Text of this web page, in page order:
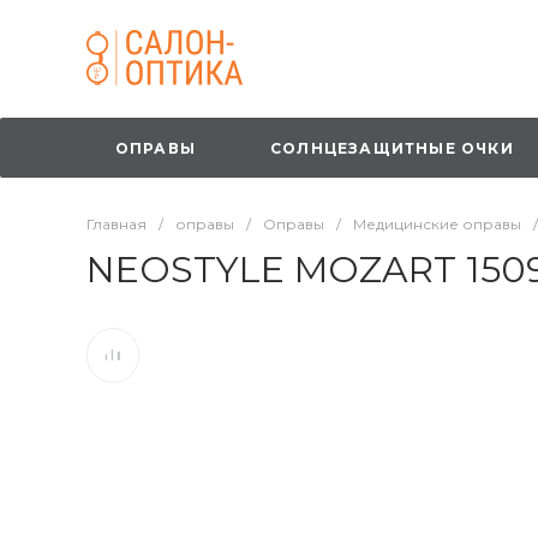
ОПРАВЫ СОЛНЦЕЗАЩИТНЫЕ ОЧКИ
Главная / оправы / Оправы / Медицинские оправы /
NEOSTYLE MOZART